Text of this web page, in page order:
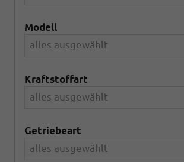
Modell
alles ausgewählt
Kraftstoffart
alles ausgewählt
Getriebeart
alles ausgewählt